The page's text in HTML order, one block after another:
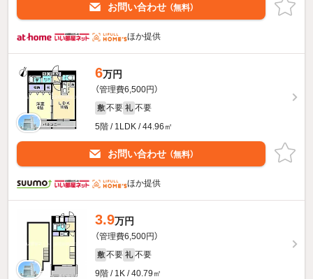
お問い合わせ （無料）
ほか提供
6万円
（管理費6,500円）
敷 不要 礼 不要
5階 / 1LDK / 44.96㎡
お問い合わせ （無料）
ほか提供
3.9万円
（管理費6,500円）
敷 不要 礼 不要
9階 / 1K / 40.79㎡